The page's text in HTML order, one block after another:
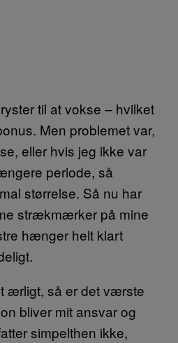
til at vokse – hvilket
Men problemet var,
eller hvis jeg ikke var
periode, så
størrelse. Så nu har
strækmærker på mine
hænger helt klart
ærligt, så er det værste
bliver mit ansvar og
simpelthen ikke,